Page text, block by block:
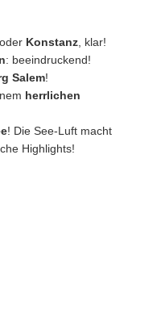
oder Konstanz, klar!
: beeindruckend!
Salem!
herrlichen
! Die See-Luft macht
Highlights!